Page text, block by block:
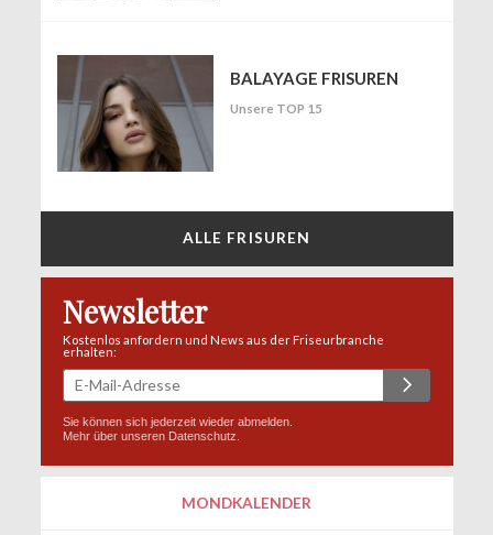
BALAYAGE FRISUREN
Unsere TOP 15
ALLE FRISUREN
Newsletter
Kostenlos anfordern und News aus der Friseurbranche
erhalten:
Sie können sich jederzeit wieder abmelden.
Mehr über unseren Datenschutz
MONDKALENDER